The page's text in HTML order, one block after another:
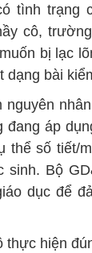
tình trạng
cô,
bị lạc
dạng bài
áp
thể số tiết/
Bộ
dục để
hiện